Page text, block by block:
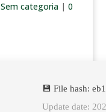
Sem categoria| 0
💾 File hash:
Update date: